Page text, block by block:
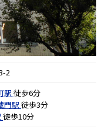
2
駅 徒歩6分
門駅 徒歩3分
徒歩10分